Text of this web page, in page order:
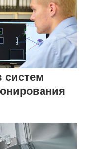
систем